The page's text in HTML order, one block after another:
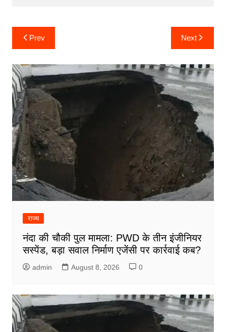
Post
navigation
Prev Next
राज्य
नंदा की चौकी पुल मामला: PWD के तीन इंजीनियर
सस्पेंड, बड़ा सवाल निर्माण एजेंसी पर कार्रवाई कब?
admin August 8, 2026 0